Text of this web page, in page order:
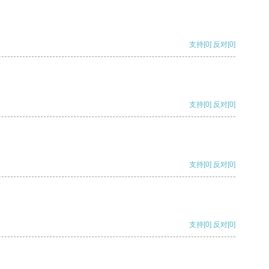
支持[0] 反对[0]
支持[0] 反对[0]
支持[0] 反对[0]
支持[0] 反对[0]